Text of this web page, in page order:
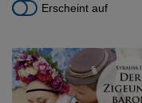
Erscheint auf